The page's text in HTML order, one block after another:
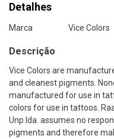
Detalhes
Marca Vice Colors
Descrição
Vice Colors are
and cleanest pigments.
manufactured for use in
colors for use in tattoos.
Unp lda. assumes no
pigments and therefore